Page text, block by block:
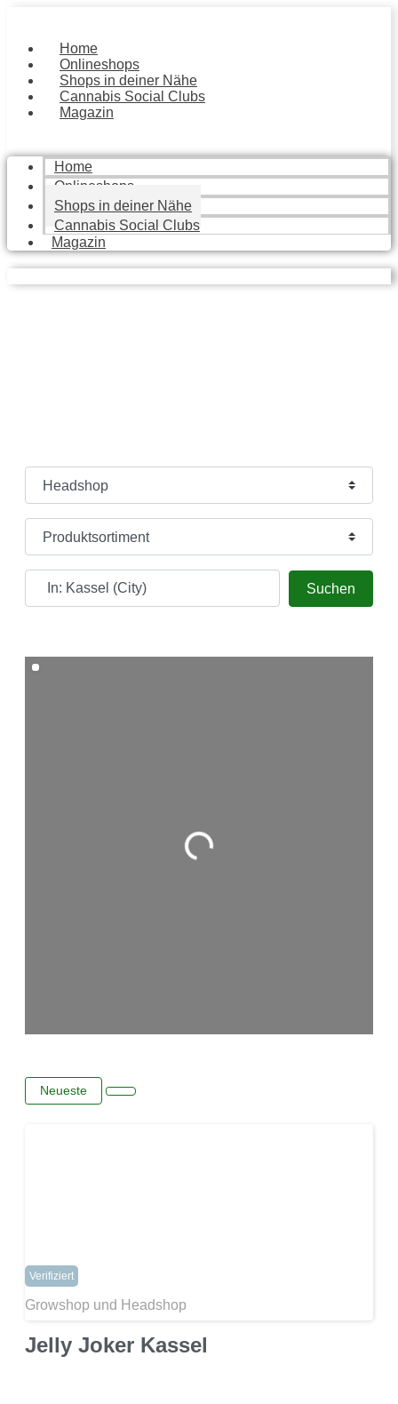
springenHome
Onlineshops
Shops in deiner Nähe
Cannabis Social Clubs
Magazin
Home
Onlineshops
Shops in deiner Nähe
Cannabis Social Clubs
Magazin
Kategorie
Wo möchtest du suchen?
Suchen
Wird geladen …
Neueste
Verifiziert
Growshop und Headshop
Jelly Joker Kassel